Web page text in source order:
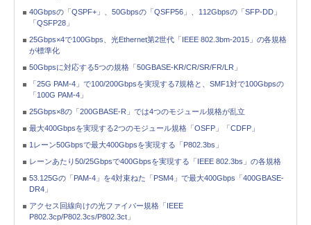
40Gbpsの「QSPF+」、50Gbpsの「QSFP56」、112Gbpsの「SFP-DD」
「QSFP28」
25Gbps×4で100Gbps、光Ethernet第2世代「IEEE 802.3bm-2015」の各規格
が標準化
50Gbpsに対応する5つの規格「50GBASE-KR/CR/SR/FR/LR」
「25G PAM-4」で100/200Gbpsを実現する7規格と、SMF1対で100Gbpsの
「100G PAM-4」
25Gbps×8の「200GBASE-R」では4つのモジュール規格が乱立
最大400Gbpsを実現する2つのモジュール規格「OSFP」「CDFP」
1レーン50Gbpsで最大400Gbpsを実現する「P802.3bs」
レーンあたり50/25Gbpsで400Gbpsを実現する「IEEE 802.3bs」の各規格
53.125Gの「PAM-4」を4対束ねた「PSM4」で最大400Gbps「400GBASE-
DR4」
アクセス回線向けの光ファイバー規格「IEEE
P802.3cp/P802.3cs/P802.3ct」